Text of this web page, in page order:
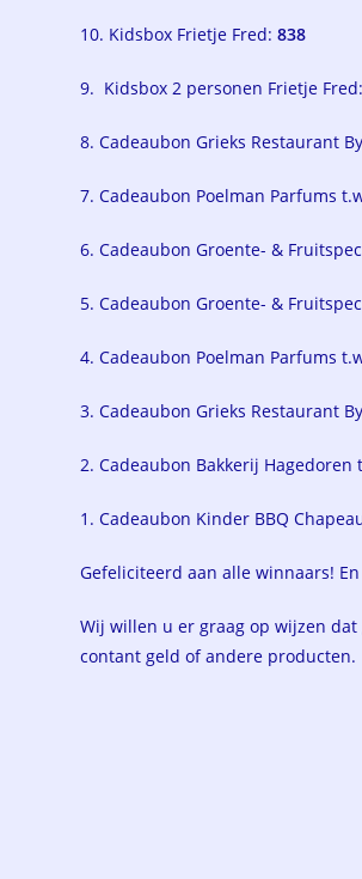
10. Kidsbox Frietje Fred:838
9. Kidsbox 2 personen Frietje
8. Cadeaubon Grieks Restaurant
7. Cadeaubon Poelman Parfums
6. Cadeaubon Groente- &
5. Cadeaubon Groente- &
4. Cadeaubon Poelman Parfums
3. Cadeaubon Grieks Restaurant
2. Cadeaubon Bakkerij Hagedoren
1. Cadeaubon Kinder BBQ
Gefeliciteerd aan alle winnaars!
Wij willen u er graag op wijzen
contant geld of andere producten.